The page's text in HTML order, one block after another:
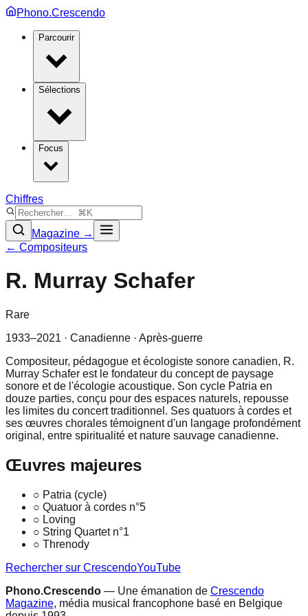
Phono.Crescendo
Parcourir
Sélections
Focus
Chiffres
Magazine →
← Compositeurs
R. Murray Schafer
Rare
1933–2021 · Canadienne · Après-guerre
Compositeur, pédagogue et écologiste sonore canadien, R.
Murray Schafer est le fondateur du concept de paysage
sonore et de l'écologie acoustique. Son cycle Patria en
douze parties, conçu pour des espaces naturels, repousse
les limites du concert traditionnel. Ses quatuors à cordes et
ses œuvres chorales témoignent d'un langage profondément
original, entre spiritualité et nature sauvage canadienne.
Œuvres majeures
○ Patria (cycle)
○ Quatuor à cordes n°5
○ Loving
○ String Quartet n°1
○ Threnody
Rechercher sur CrescendoYouTube
Phono.Crescendo — Une émanation de Crescendo
Magazine, média musical francophone basé en Belgique